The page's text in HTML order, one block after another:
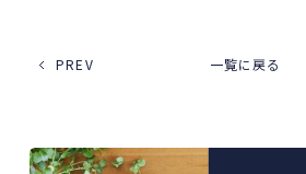
PREV 一覧に戻る